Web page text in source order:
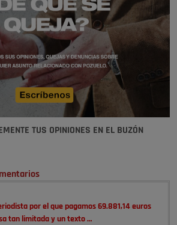
TUS OPINIONES EN EL BUZÓN
por el que pagamos 69.881,14 euros
tan limitada y un texto …